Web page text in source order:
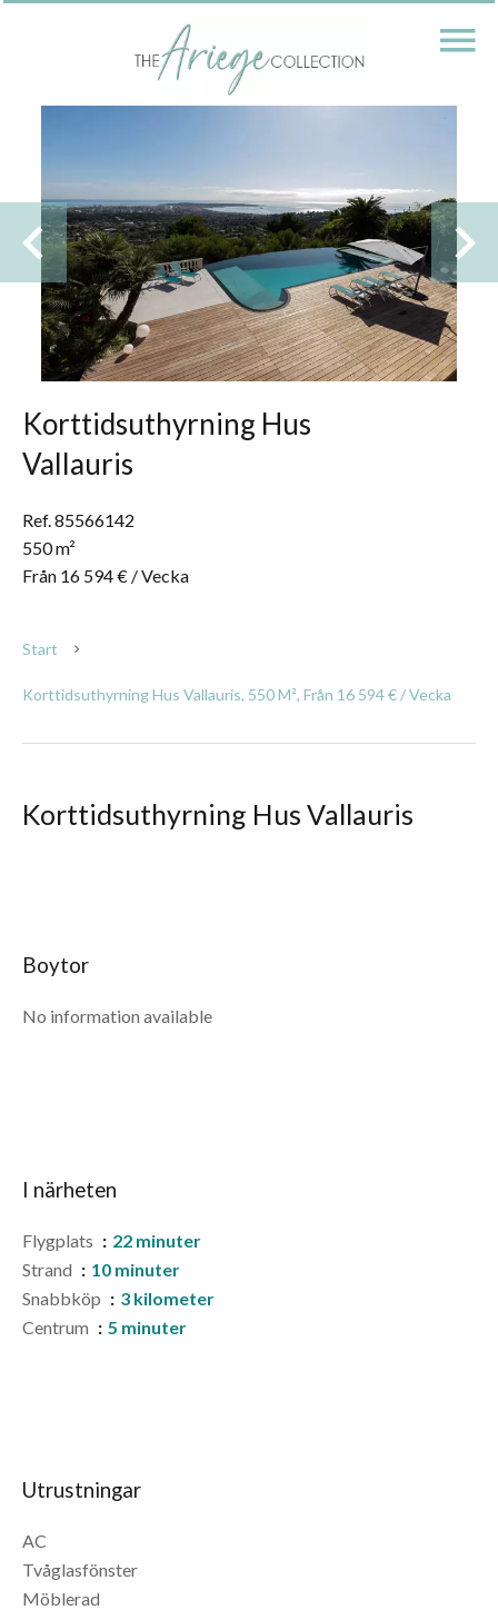
Korttidsuthyrning Hus
Vallauris
Ref. 85566142
550 m²
Från 16 594 € / Vecka
Start
Korttidsuthyrning Hus Vallauris, 550 M², Från 16 594 € / Vecka
Korttidsuthyrning Hus Vallauris
Boytor
No information available
I närheten
Flygplats
22 minuter
Strand
10 minuter
Snabbköp
3 kilometer
Centrum
5 minuter
Utrustningar
AC
Tvåglasfönster
Möblerad